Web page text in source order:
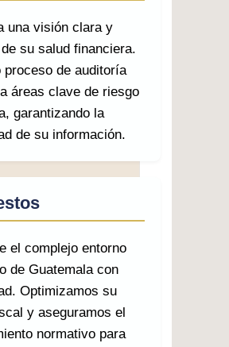
una visión clara y
su salud financiera.
proceso de auditoría
áreas clave de riesgo
garantizando la
de su información.
el complejo entorno
de Guatemala con
Optimizamos su
y aseguramos el
normativo para